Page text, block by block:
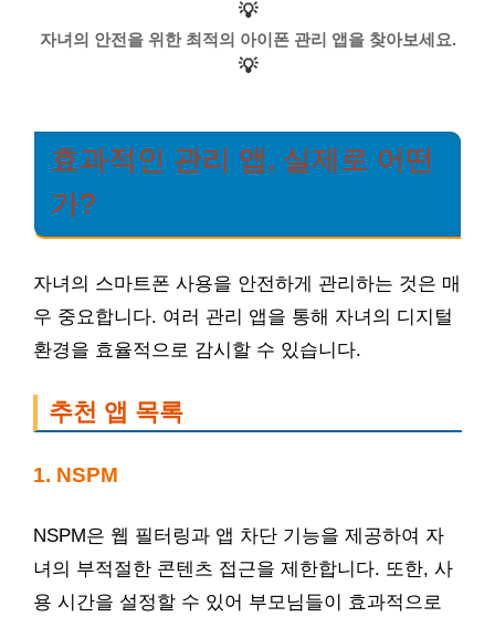
💡
자녀의 안전을 위한 최적의 아이폰 관리 앱을 찾아보세요.
💡
효과적인 관리 앱, 실제로 어떤
가?
자녀의 스마트폰 사용을 안전하게 관리하는 것은 매
우 중요합니다. 여러 관리 앱을 통해 자녀의 디지털
환경을 효율적으로 감시할 수 있습니다.
추천 앱 목록
1. NSPM
NSPM은 웹 필터링과 앱 차단 기능을 제공하여 자
녀의 부적절한 콘텐츠 접근을 제한합니다. 또한, 사
용 시간을 설정할 수 있어 부모님들이 효과적으로